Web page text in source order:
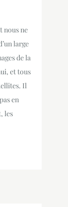
nous ne
large
de la
et tous
Il
en
les